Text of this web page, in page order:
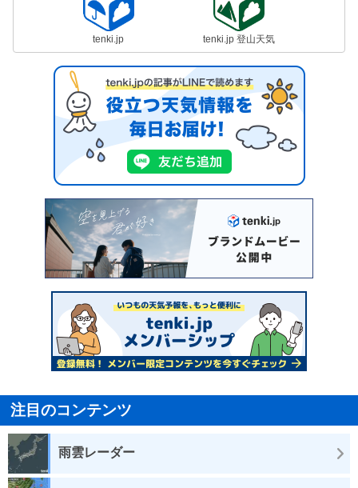
tenki.jp tenki.jp 登山天気
注目のコンテンツ
雨雲レーダー